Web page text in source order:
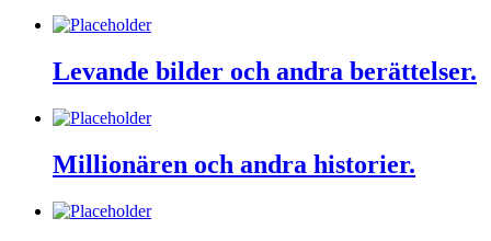
Levande bilder och andra berättelser.
Millionären och andra historier.